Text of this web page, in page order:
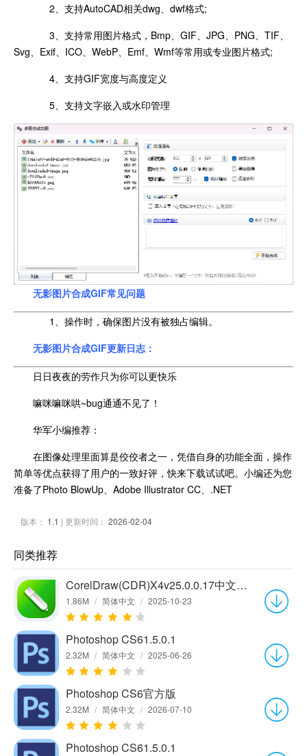
2、支持AutoCAD相关dwg、dwf格式;
3、支持常用图片格式，Bmp、GIF、JPG、PNG、TIF、
Svg、Exif、ICO、WebP、Emf、Wmf等常用或专业图片格式;
4、支持GIF宽度与高度定义
5、支持文字嵌入或水印管理
无影图片合成GIF常见问题
1、操作时，确保图片没有被独占编辑。
无影图片合成GIF更新日志：
日日夜夜的劳作只为你可以更快乐
嘛咪嘛咪哄~bug通通不见了！
华军小编推荐：
在图像处理里面算是佼佼者之一，凭借自身的功能全面，操作
简单等优点获得了用户的一致好评，快来下载试试吧。小编还为您
准备了Photo BlowUp、Adobe Illustrator CC、.NET
版本： 1.1 | 更新时间： 2026-02-04
同类推荐
CorelDraw(CDR)X4v25.0.0.17中文绿色版
1.86M / 简体中文 / 2025-10-23
Photoshop CS61.5.0.1
2.32M / 简体中文 / 2025-06-26
Photoshop CS6官方版
2.32M / 简体中文 / 2026-07-10
Photoshop CS61.5.0.1